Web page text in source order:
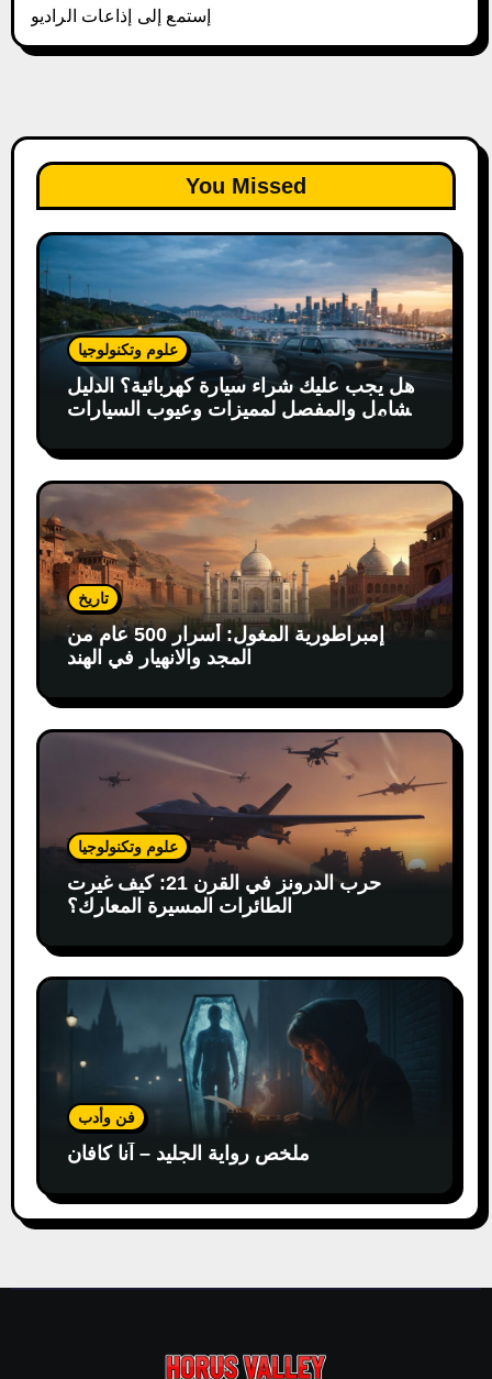
إستمع إلى إذاعات الراديو
You Missed
علوم وتكنولوجيا
هل يجب عليك شراء سيارة كهربائية؟ الدليل
الشامل والمفصل لمميزات وعيوب السيارات
تاريخ
إمبراطورية المغول: أسرار 500 عام من
المجد والانهيار في الهند
علوم وتكنولوجيا
حرب الدرونز في القرن 21: كيف غيرت
الطائرات المسيرة المعارك؟
فن وأدب
ملخص رواية الجليد – آنا كافان